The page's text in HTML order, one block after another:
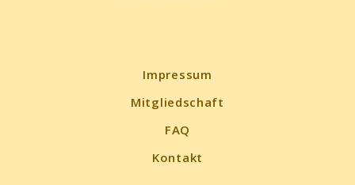
Impressum
Mitgliedschaft
FAQ
Kontakt